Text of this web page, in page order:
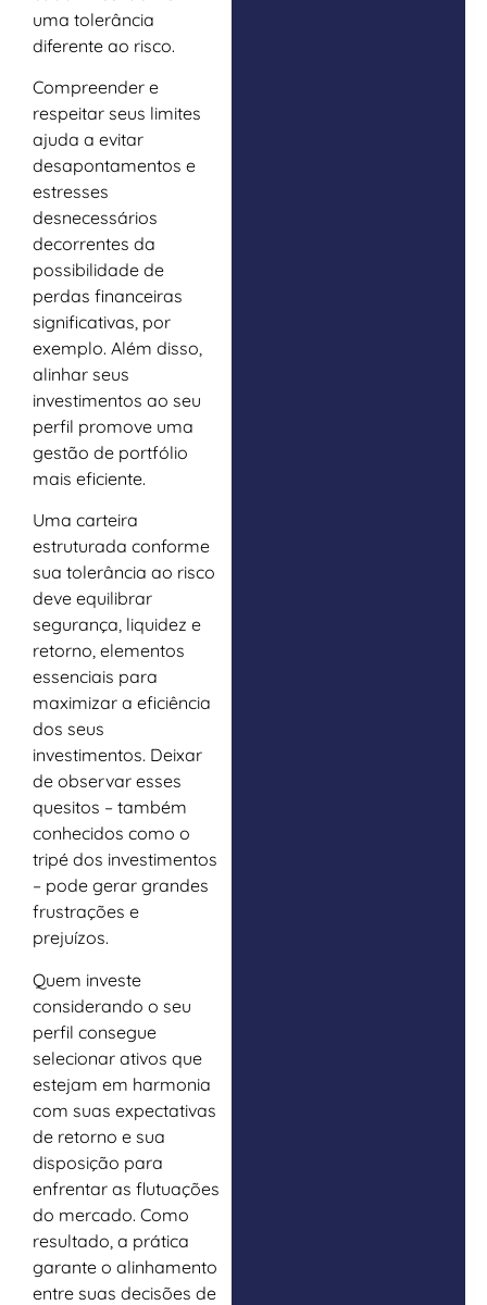
uma tolerância
diferente ao risco.
Compreender e
respeitar seus limites
ajuda a evitar
desapontamentos e
estresses
desnecessários
decorrentes da
possibilidade de
perdas financeiras
significativas, por
exemplo. Além disso,
alinhar seus
investimentos ao seu
perfil promove uma
gestão de portfólio
mais eficiente.
Uma carteira
estruturada conforme
sua tolerância ao risco
deve equilibrar
segurança, liquidez e
retorno, elementos
essenciais para
maximizar a eficiência
dos seus
investimentos. Deixar
de observar esses
quesitos – também
conhecidos como o
tripé dos investimentos
– pode gerar grandes
frustrações e
prejuízos.
Quem investe
considerando o seu
perfil consegue
selecionar ativos que
estejam em harmonia
com suas expectativas
de retorno e sua
disposição para
enfrentar as flutuações
do mercado. Como
resultado, a prática
garante o alinhamento
entre suas decisões de